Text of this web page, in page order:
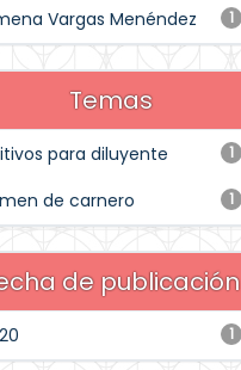
1
Vargas Menéndez
Temas
1
para diluyente
1
de carnero
de publicación
1